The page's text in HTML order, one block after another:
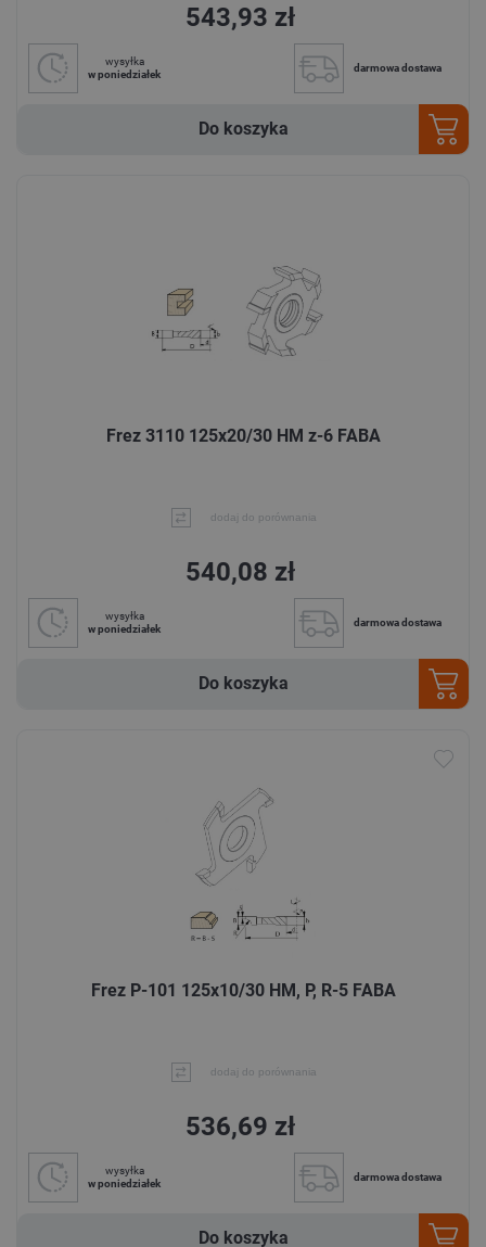
543,93 zł
wysyłka
w poniedziałek
darmowa dostawa
Do koszyka
Frez 3110 125x20/30 HM z-6 FABA
dodaj do porównania
540,08 zł
wysyłka
w poniedziałek
darmowa dostawa
Do koszyka
Frez P-101 125x10/30 HM, P, R-5 FABA
dodaj do porównania
536,69 zł
wysyłka
w poniedziałek
darmowa dostawa
Do koszyka